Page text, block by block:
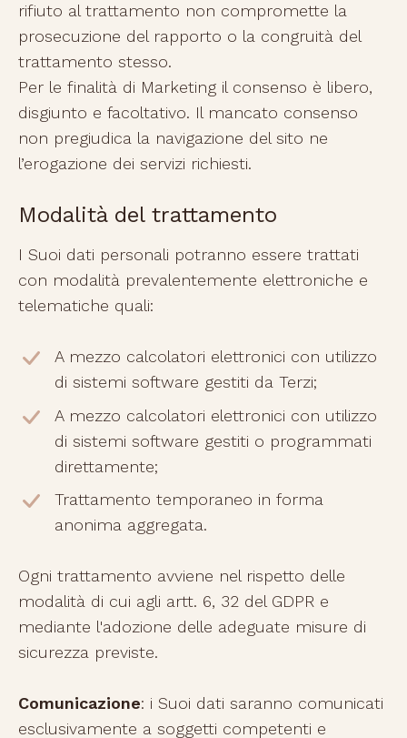
rifiuto al trattamento non compromette la
prosecuzione del rapporto o la congruità del
trattamento stesso.
Per le finalità di Marketing il consenso è libero,
disgiunto e facoltativo. Il mancato consenso
non pregiudica la navigazione del sito ne
l’erogazione dei servizi richiesti.
Modalità del trattamento
I Suoi dati personali potranno essere trattati
con modalità prevalentemente elettroniche e
telematiche quali:
A mezzo calcolatori elettronici con utilizzo
di sistemi software gestiti da Terzi;
A mezzo calcolatori elettronici con utilizzo
di sistemi software gestiti o programmati
direttamente;
Trattamento temporaneo in forma
anonima aggregata.
Ogni trattamento avviene nel rispetto delle
modalità di cui agli artt. 6, 32 del GDPR e
mediante l'adozione delle adeguate misure di
sicurezza previste.
Comunicazione: i Suoi dati saranno comunicati
esclusivamente a soggetti competenti e